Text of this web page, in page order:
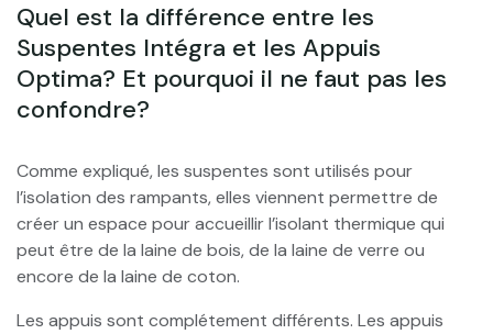
Quel est la différence entre les
Suspentes Intégra et les Appuis
Optima? Et pourquoi il ne faut pas les
confondre?
Comme expliqué, les suspentes sont utilisés pour
l’isolation des rampants, elles viennent permettre de
créer un espace pour accueillir l’isolant thermique qui
peut être de la laine de bois, de la laine de verre ou
encore de la laine de coton.
Les appuis sont complétement différents. Les appuis